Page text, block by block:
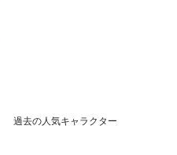
過去の人気キャラクター